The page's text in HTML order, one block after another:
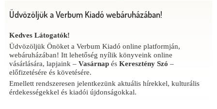
r
a
p
Üdvözöljük a Verbum Kiadó webáruházában!
Kedves Látogatók!
Üdvözöljük Önöket a Verbum Kiadó online platformján,
webáruházában! Itt lehetőség nyílik könyveink online
vásárlására, lapjaink – Vasárnapés Keresztény Szó –
előfizetésére és követésére.
Emellett rendszeresen jelentkezünk aktuális hírekkel, kulturális
érdekességekkel és kiadói újdonságokkal.
Kövessen minket Facebookon!
Kedves Látogatók!
Kövessenek minket Facebook-oldalunkon is, ahol rendszeresen
beszámolunk újdonságainkról, megosztunk érdekességeket, napi
tartalmakat, könyvajánlókat és egyéb, kiadónkkal kapcsolatos
híreket. Maradjanak naprakészek, és legyenek részesei
Joyce Rupp-könyvcsomag karácsonyra
A Verbum Kiadó különleges
lelassulni, elmélyülni és újra megtalálni a csendet a rohanó
napokban.
Rendelje megITT.
A csomagban található: